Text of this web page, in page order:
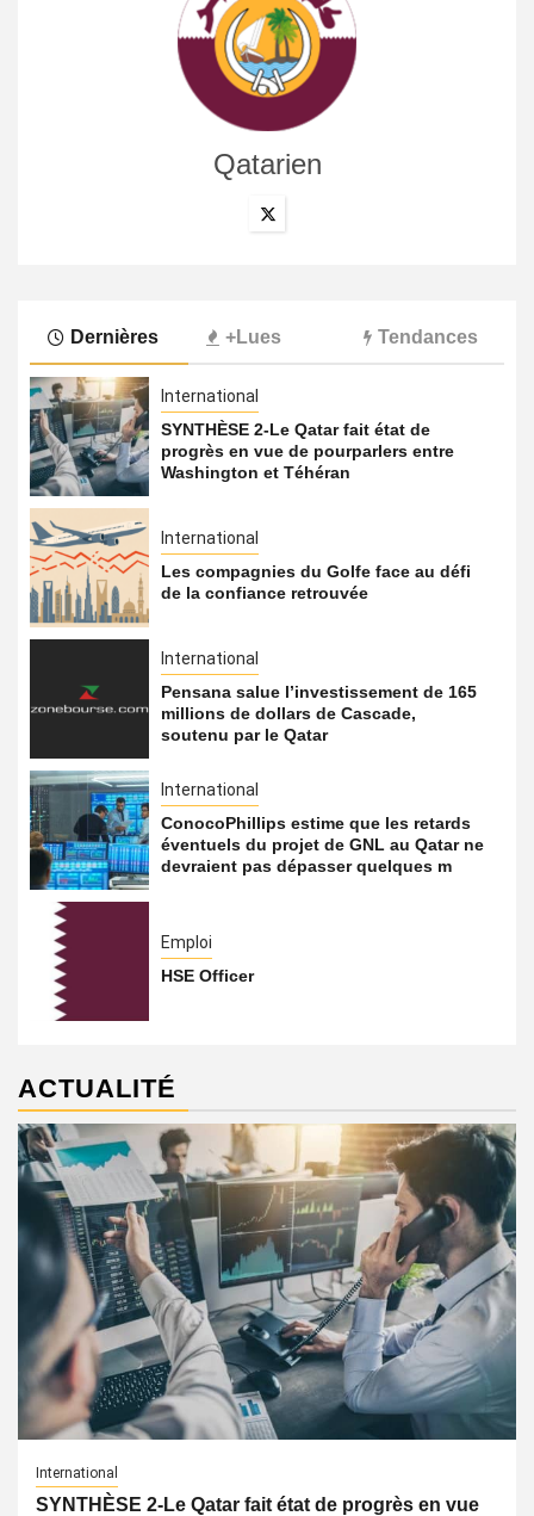
Qatarien
Dernières +Lues Tendances
International
SYNTHÈSE 2-Le Qatar fait état de
progrès en vue de pourparlers entre
Washington et Téhéran
International
Les compagnies du Golfe face au défi
de la confiance retrouvée
International
Pensana salue l’investissement de 165
millions de dollars de Cascade,
soutenu par le Qatar
International
ConocoPhillips estime que les retards
éventuels du projet de GNL au Qatar ne
devraient pas dépasser quelques m
Emploi
HSE Officer
ACTUALITÉ
International
SYNTHÈSE 2-Le Qatar fait état de progrès en vue